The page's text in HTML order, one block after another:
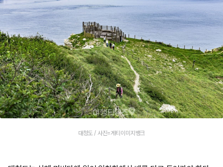
대청도 / 사진=게티이미지뱅크